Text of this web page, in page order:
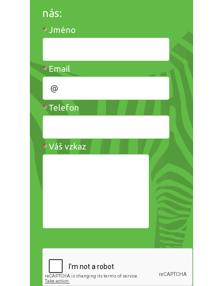
nás:
* Jméno
*Email
* Telefon
* Váš vzkaz